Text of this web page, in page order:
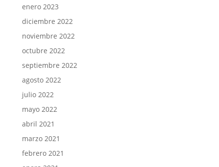
enero 2023
diciembre 2022
noviembre 2022
octubre 2022
septiembre 2022
agosto 2022
julio 2022
mayo 2022
abril 2021
marzo 2021
febrero 2021